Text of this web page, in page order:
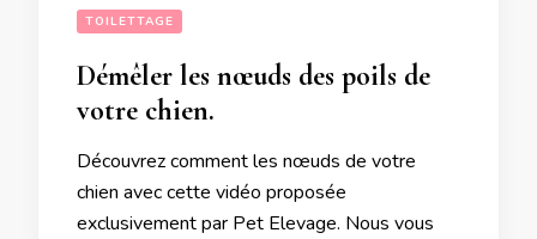
TOILETTAGE
Démêler les nœuds des poils de
votre chien.
Découvrez comment les nœuds de votre
chien avec cette vidéo proposée
exclusivement par Pet Elevage. Nous vous